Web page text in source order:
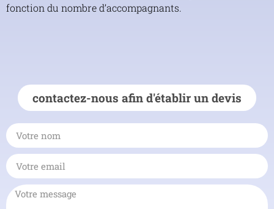
fonction du nombre d’accompagnants.
contactez-nous afin d'établir un devis